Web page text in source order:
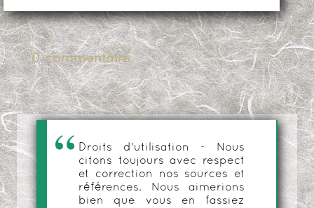
0 commentaire
Droits d'utilisation - Nous
citons toujours avec respect
et correction nos sources et
références. Nous aimerions
bien que vous en fassiez